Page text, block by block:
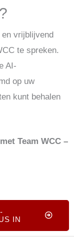
vrijblijvend
te spreken.
AI-
op uw
kunt behalen
Team WCC –
IN